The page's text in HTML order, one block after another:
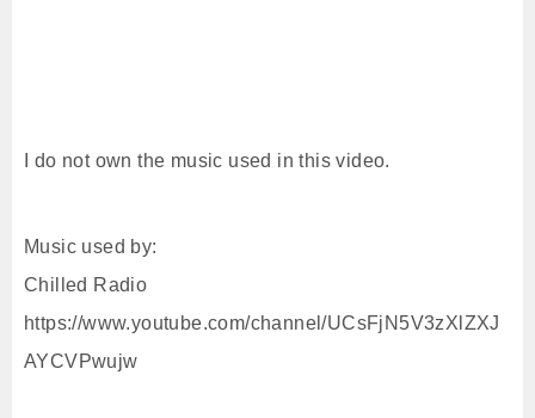
I do not own the music used in this video.
Music used by:
Chilled Radio
https://www.youtube.com/channel/UCsFjN5V3zXlZXJ
AYCVPwujw